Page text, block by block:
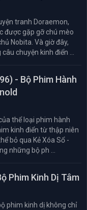
tranh Doraemon,
được gặp gỡ chú mèo
Nobita. Và giờ đây,
chuyện kinh điển ...
- Bộ Phim Hành
thể loại phim hành
kinh điển từ thập niên
bỏ qua Kẻ Xóa Sổ -
những bộ ph ...
Phim Kinh Dị Tâm
phim kinh dị không chỉ